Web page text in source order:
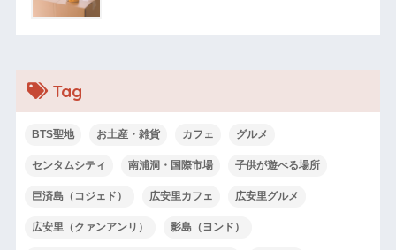
Tag
BTS聖地 お土産・雑貨 カフェ グルメ
センタムシティ 南浦洞・国際市場 子供が遊べる場所
巨済島（コジェド） 広安里カフェ 広安里グルメ
広安里（クァンアンリ） 影島（ヨンド）